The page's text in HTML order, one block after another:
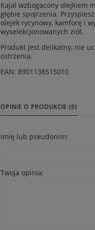
Kajal wzbogacony olejkiem
głębie spojrzenia.
olejek rycynowy, kamforę i
wyselekcjonowanych ziół.
Produkt jest delikatny, nie
ostrzenia.
EAN: 8901138515010
OPINIE O PRODUKCIE (0)
Imię lub pseudonim:
Twoja opinia: